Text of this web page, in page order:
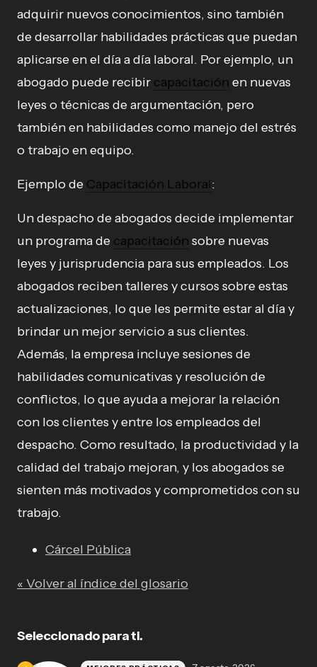
adquirir nuevos conocimientos, sino también
de desarrollar habilidades prácticas que puedan
aplicarse en el día a día laboral. Por ejemplo, un
abogado puede recibir capacitación en nuevas
leyes o técnicas de argumentación, pero
también en habilidades como manejo del estrés
o trabajo en equipo.
Ejemplo de Capacitación Laboral:
Un despacho de abogados decide implementar
un programa de capacitación sobre nuevas
leyes y jurisprudencia para sus empleados. Los
abogados reciben talleres y cursos sobre estas
actualizaciones, lo que les permite estar al día y
brindar un mejor servicio a sus clientes.
Además, la empresa incluye sesiones de
habilidades comunicativas y resolución de
conflictos, lo que ayuda a mejorar la relación
con los clientes y entre los empleados del
despacho. Como resultado, la productividad y la
calidad del trabajo mejoran, y los abogados se
sienten más motivados y comprometidos con su
trabajo.
Cárcel Pública
« Volver al índice del glosario
Seleccionado para ti.